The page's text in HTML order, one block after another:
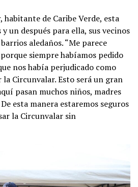
habitante de Caribe Verde, esta
un después para ella, sus vecinos
aledaños. “Me parece
siempre habíamos pedido
nos había perjudicado como
Circunvalar. Esto será un gran
pasan muchos niños, madres
esta manera estaremos seguros
la Circunvalar sin